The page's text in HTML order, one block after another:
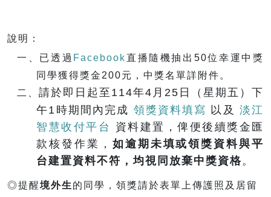
說明：
一、已透過 Facebook直播隨機抽出50位幸運中獎
同學獲得獎金200元，中獎名單詳附件。
二、 請於即日起至114年4月25日（星期五）下
午1時期間內完成 領獎資料填寫 以及 淡江
智慧收付平台
資料建置，俾便後續獎金匯
款核發作業， 如逾期未填或領獎資料與平
台建置資料不符，均視同放棄中獎資格。
◎提醒境外生 的同學，領獎請於表單上傳護照及居留